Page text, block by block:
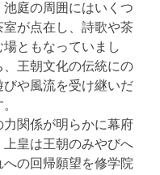
池庭の周囲にはいくつ
室が点在し、詩歌や茶
ともなっていまし
、王朝文化の伝統にの
びや風流を受け継いだ
力関係が明らかに幕府
上皇は王朝のみやびへ
の回帰願望を修学院